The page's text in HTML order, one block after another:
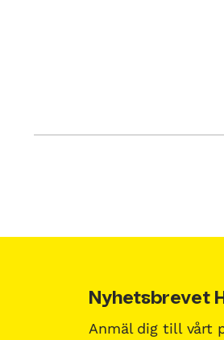
Nyhetsbrevet
Anmäl dig till vårt